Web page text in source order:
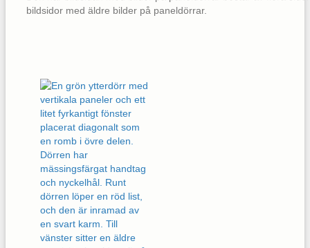
bildsidor med äldre bilder på paneldörrar.